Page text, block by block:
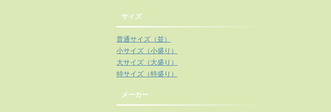
サイズ
普通サイズ（並）
小サイズ（小盛り）
大サイズ（大盛り）
特サイズ（特盛り）
メーカー